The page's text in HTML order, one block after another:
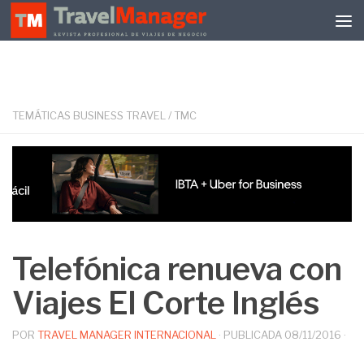
Debajo del contenido
TEMÁTICAS BUSINESS TRAVEL / TMC
Telefónica renueva con
Viajes El Corte Inglés
POR TRAVEL MANAGER INTERNACIONAL · PUBLICADA 08/11/2016 ·